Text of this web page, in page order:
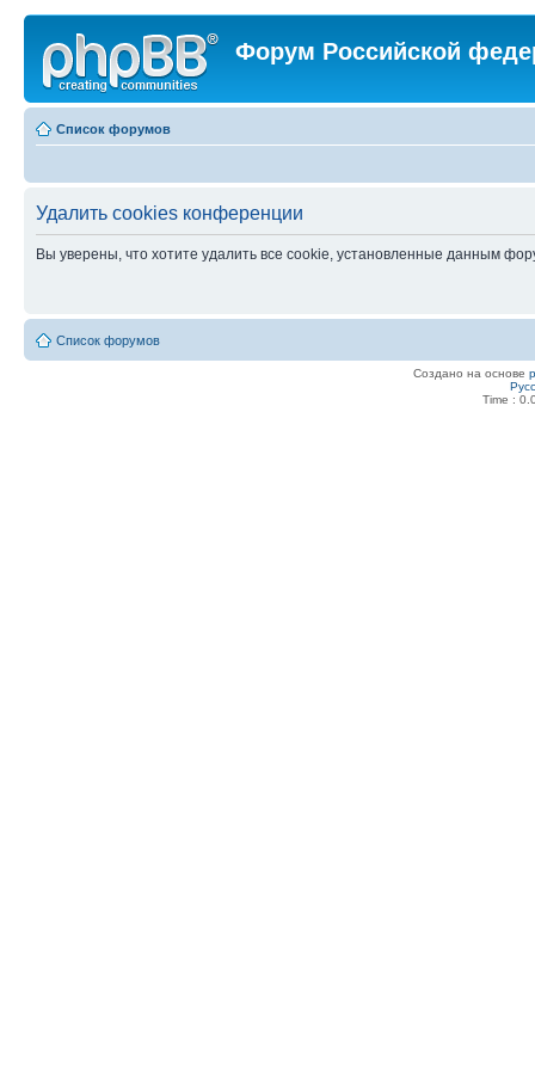
Форум Российской
Список форумов
Удалить cookies конференции
Вы уверены, что хотите удалить все cookie, установленные данным
Список форумов
Создано на основе
Time :